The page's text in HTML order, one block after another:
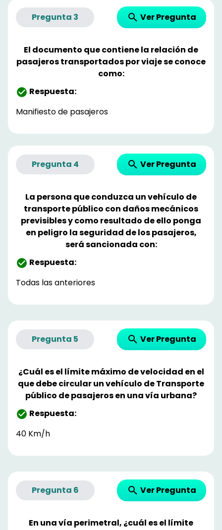
Pregunta 3 Ver Pregunta
El documento que contiene la relación de
pasajeros transportados por viaje se conoce
como:
Respuesta:
Manifiesto de pasajeros
Pregunta 4 Ver Pregunta
La persona que conduzca un vehículo de
transporte público con daños mecánicos
previsibles y como resultado de ello ponga
en peligro la seguridad de los pasajeros,
será sancionada con:
Respuesta:
Todas las anteriores
Pregunta 5 Ver Pregunta
¿Cuál es el límite máximo de velocidad en el
que debe circular un vehículo de Transporte
público de pasajeros en una vía urbana?
Respuesta:
40 Km/h
Pregunta 6 Ver Pregunta
En una vía perimetral, ¿cuál es el límite